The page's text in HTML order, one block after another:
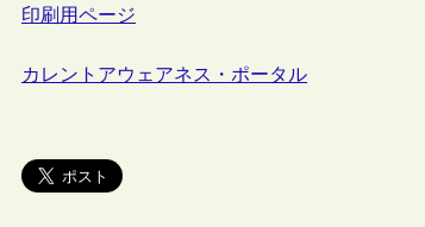
印刷用ページ
カレントアウェアネス・ポータル